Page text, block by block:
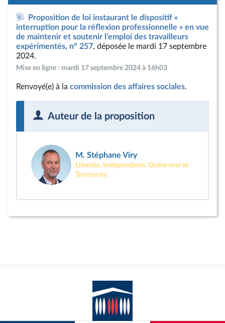
Proposition de loi instaurant le dispositif «
interruption pour la réflexion professionnelle » en vue
de maintenir et soutenir l’emploi des travailleurs
expérimentés, n° 257, déposée le mardi 17 septembre
2024.
Mise en ligne : mardi 17 septembre 2024 à 16h03
Renvoyé(e) à la commission des affaires sociales.
Auteur de la proposition
M. Stéphane Viry
Libertés, Indépendants, Outre-mer et
Territoires